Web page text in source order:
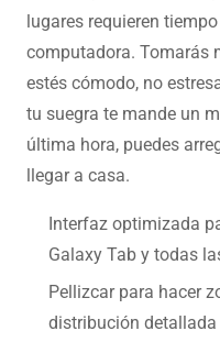
lugares requieren
computadora. Tomarás
estés cómodo, no
tu suegra te mande un
última hora, puedes
llegar a casa.
Interfaz optimizada
Galaxy Tab y todas
Pellizcar para hacer
distribución detallada